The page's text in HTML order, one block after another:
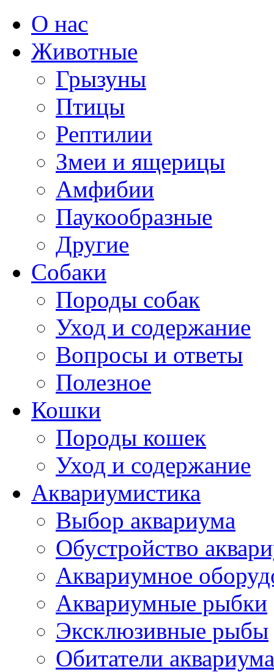
О нас
Животные
Грызуны
Птицы
Рептилии
Змеи и ящерицы
Амфибии
Паукообразные
Другие
Собаки
Породы собак
Уход и содержание
Вопросы и ответы
Полезное
Кошки
Породы кошек
Уход и содержание
Аквариумистика
Выбор аквариума
Обустройство
Аквариумное
Аквариумные рыбки
Эксклюзивные рыбы
Обитатели аквариума